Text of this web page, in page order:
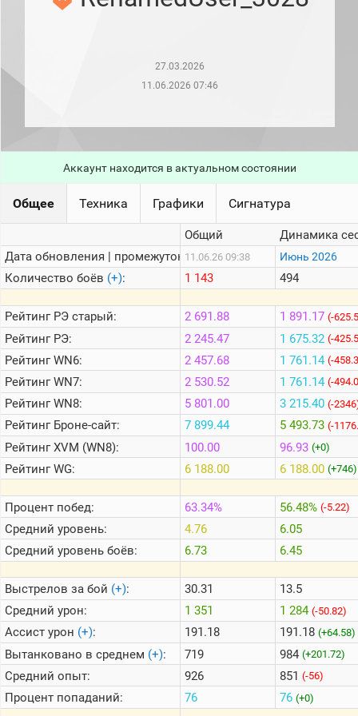
месяц)
сессии)
Кланы
Статистика
Информация
Онлайн
Цветовая
шкала
Теlegram
ВК
Портал
Мира
Танков
27.03.2026
11.06.2026 07:46
Аккаунт находится в актуальном состоянии
Общее Техника Графики Сигнатура
Дата обновления | промежуток:
Количество боёв (+):
РейтингРЭ старый:
РейтингРЭ:
РейтингWN6:
РейтингWN7:
РейтингWN8:
РейтингБроне-сайт:
РейтингXVM (WN8):
РейтингWG:
Процент побед:
Средний уровень:
Средний уровень боёв:
Выстрелов за бой (+):
Средний урон:
Ассист урон (+):
Вытанковано в среднем (+):
Средний опыт:
Процент попаданий:
Общий
11.06.26 09:38
1 143
2 691.88
2 245.47
2 457.68
2 530.52
5 801.00
7 899.44
100.00
6 188.00
63.34%
4.76
6.73
30.31
1 351
191.18
719
926
76
Динамика
Июнь 2026
494
1 891.17 (-
1 675.32 (-
1 761.14 (-
1 761.14 (-
3 215.40 (-
5 493.73 (-
96.93 (+0)
6 188.00 (+746)
56.48% (-5.22)
6.05
6.45
13.5
1 284 (-50.82)
191.18 (+64.58)
984 (+201.72)
851 (-56)
76 (+0)